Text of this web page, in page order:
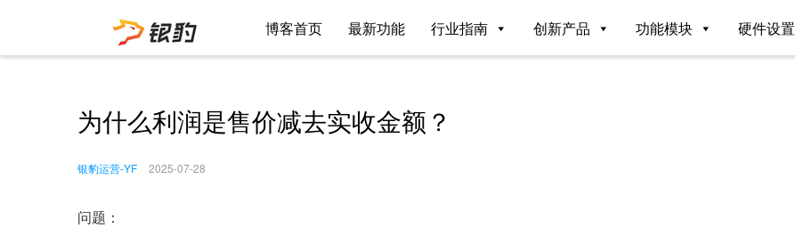
博客首页 最新功能 行业指南 创新产品 功能模块 硬件设置
为什么利润是售价减去实收金额？
银豹运营-YF 2025-07-28
问题：